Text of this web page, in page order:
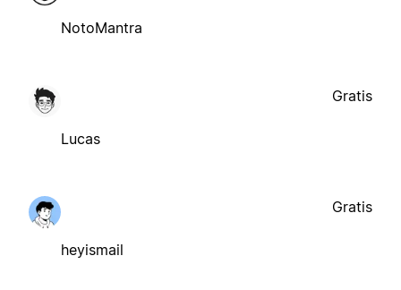
NotoMantra
Lucas
Gratis
heyismail
Gratis